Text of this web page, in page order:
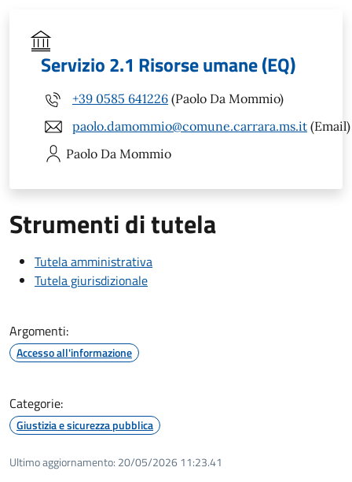
Servizio 2.1 Risorse umane (EQ)
+39 0585 641226 (Paolo Da Mommio)
paolo.damommio@comune.carrara.ms.it (Email)
Paolo Da Mommio
Strumenti di tutela
Tutela amministrativa
Tutela giurisdizionale
Argomenti:
Accesso all'informazione
Categorie:
Giustizia e sicurezza pubblica
Ultimo aggiornamento: 20/05/2026 11:23.41